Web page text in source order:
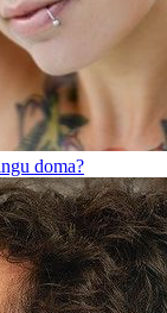
doma?